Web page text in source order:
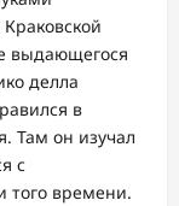
выдающегося
делла
в
Там он изучал
с
времени.